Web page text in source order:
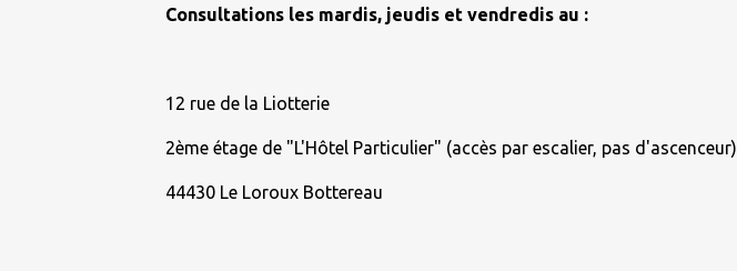
Consultations les mardis, jeudis et vendredis au :
12 rue de la Liotterie
2ème étage de "L'Hôtel Particulier" (accès par escalier, pas d'ascenceur)
44430 Le Loroux Bottereau